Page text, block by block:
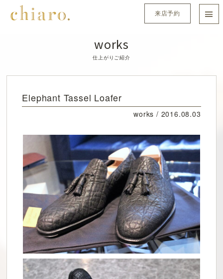
来店予約
works
仕上がりご紹介
Elephant Tassel Loafer
works / 2016.08.03